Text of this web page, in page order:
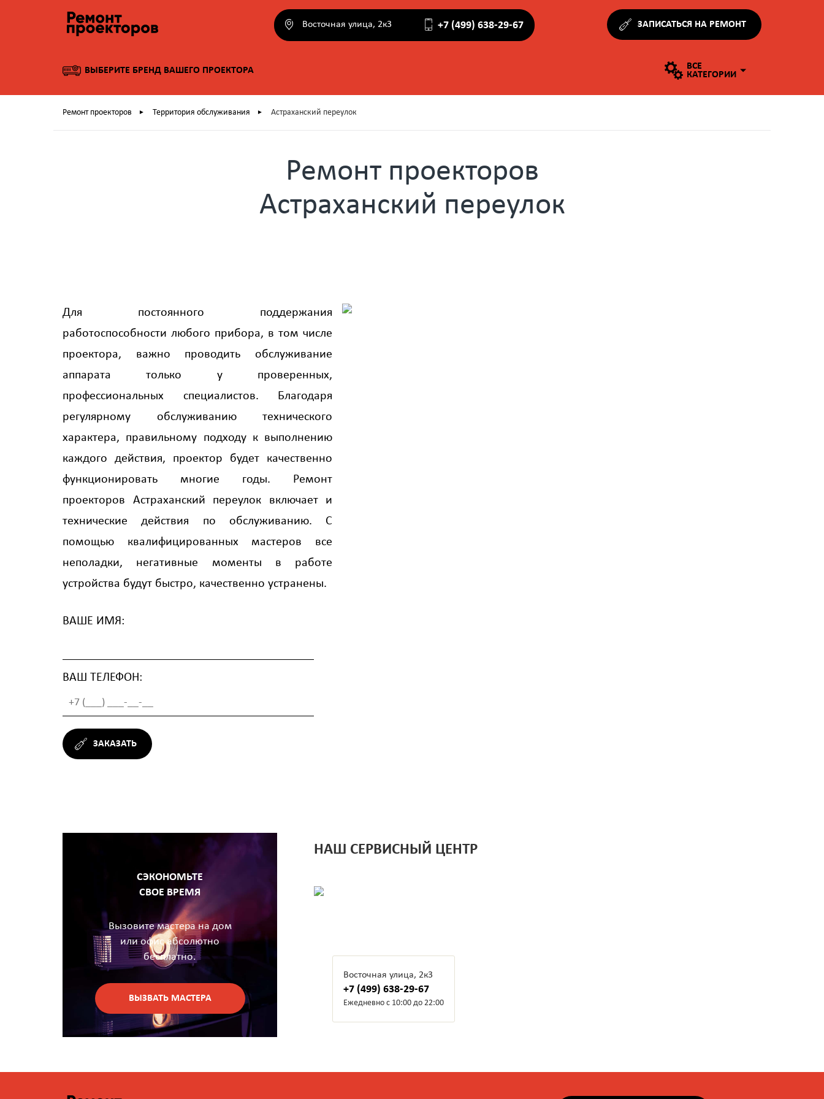
Восточная улица, 2к3 +7 (499) 638-29-67 ЗАПИСАТЬСЯ НА РЕМОНТ
ВЫБЕРИТЕ БРЕНД ВАШЕГО ПРОЕКТОРА
ВСЕ
КАТЕГОРИИ
Ремонт проекторов ► Территория обслуживания ► Астраханский переулок
Ремонт проекторов
Астраханский переулок
Для постоянного поддержания
работоспособности любого прибора, в том числе
проектора, важно проводить обслуживание
аппарата только у проверенных,
профессиональных специалистов. Благодаря
регулярному обслуживанию технического
характера, правильному подходу к выполнению
каждого действия, проектор будет качественно
функционировать многие годы. Ремонт
проекторов Астраханский переулок включает и
технические действия по обслуживанию. С
помощью квалифицированных мастеров все
неполадки, негативные моменты в работе
устройства будут быстро, качественно устранены.
ВАШЕ ИМЯ:
ВАШ ТЕЛЕФОН:
ЗАКАЗАТЬ
СЭКОНОМЬТЕ
СВОЕ ВРЕМЯ
Вызовите мастера на дом
или офис абсолютно
бесплатно.
ВЫЗВАТЬ МАСТЕРА
НАШ СЕРВИСНЫЙ ЦЕНТР
Восточная улица, 2к3
+7 (499) 638-29-67
Ежедневно с 10:00 до 22:00